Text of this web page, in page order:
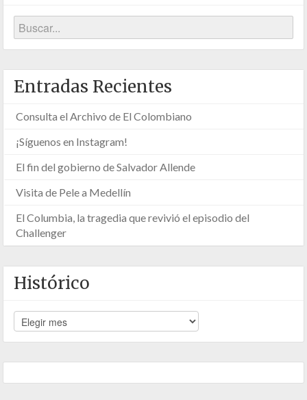
Entradas Recientes
Consulta el Archivo de El Colombiano
¡Síguenos en Instagram!
El fin del gobierno de Salvador Allende
Visita de Pele a Medellín
El Columbia, la tragedia que revivió el episodio del
Challenger
Histórico